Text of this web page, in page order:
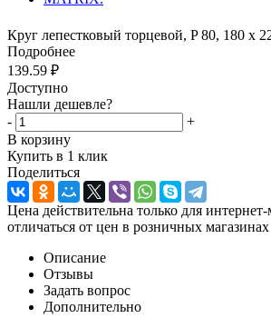
Круг лепестковый торцевой, P 80, 180 х
Подробнее
139.59 ₽
Доступно
Нашли дешевле?
-
+
В корзину
Купить в 1 клик
Поделиться
Цена действительна только для
отличаться от цен в розничных магазинах
Описание
Отзывы
Задать вопрос
Дополнительно